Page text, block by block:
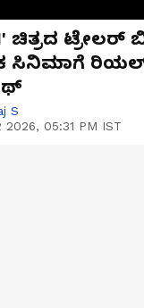
ಚಿತ್ರದ ಟ್ರೇಲರ್
ಸಿನಿಮಾಗೆ
S
2026, 05:31 PM IST